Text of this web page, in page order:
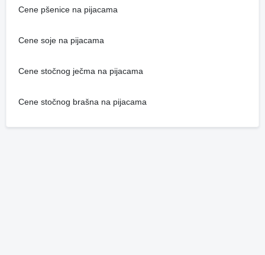
Cene pšenice na pijacama
Cene soje na pijacama
Cene stočnog ječma na pijacama
Cene stočnog brašna na pijacama